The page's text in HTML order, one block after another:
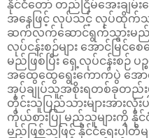
နိုင်ငံတော် တည်ငြိမ်အေးချမ်
အနေဖြင့် လုပ်သင့် လုပ်ထိုက်
ဆက်လက်ဆောင်ရွက်သွားမည်ဖ
လုပ်ငန်းစဉ်များ အောင်မြ
မည်ဖြစ်ပြီး ရှေ့လုပ်ငန်းစဉ်
အထွေထွေရွေးကောက်ပွဲ အောင်
အုပ်ချုပ်သူအစိုးရတစ်ခုတည်းမရ
တိုင်းသူပြည်သားများအားလုံး
ကိုယ်စားပြု မည့်သူများကို နိုင်ငံ
မည်ဖြစ်သဖြင့် နိုင်ငံရေးပါ